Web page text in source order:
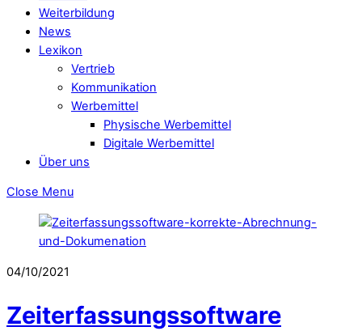
Weiterbildung
News
Lexikon
Vertrieb
Kommunikation
Werbemittel
Physische Werbemittel
Digitale Werbemittel
Über uns
Close Menu
04/10/2021
Zeiterfassungssoftware